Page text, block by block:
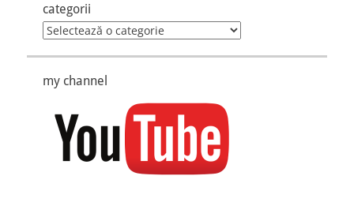
categorii
categorii
my channel